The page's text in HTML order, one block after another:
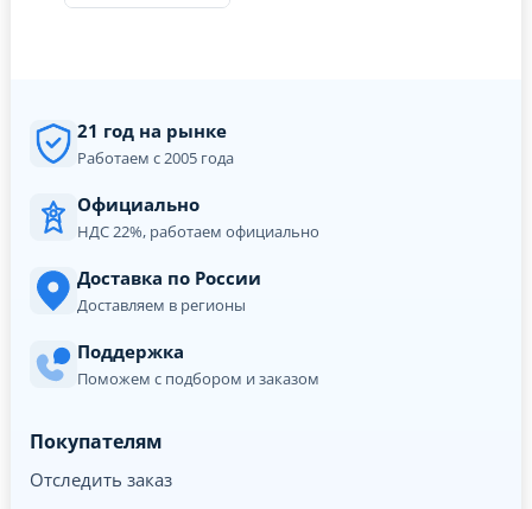
21 год на рынке
Работаем с 2005 года
Официально
НДС 22%, работаем официально
Доставка по России
Доставляем в регионы
Поддержка
Поможем с подбором и заказом
Покупателям
Отследить заказ